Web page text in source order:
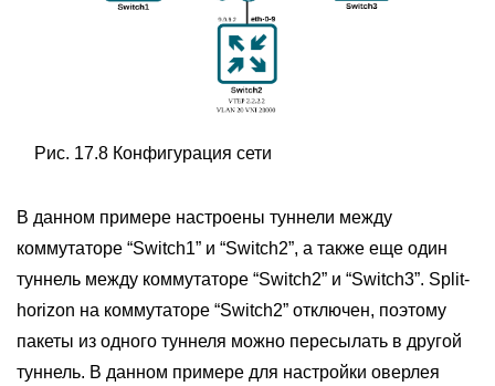
Рис. 17.8 Конфигурация сети
В данном примере настроены туннели между
коммутаторе “Switch1” и “Switch2”, а также еще один
туннель между коммутаторе “Switch2” и “Switch3”. Split-
horizon на коммутаторе “Switch2” отключен, поэтому
пакеты из одного туннеля можно пересылать в другой
туннель. В данном примере для настройки оверлея